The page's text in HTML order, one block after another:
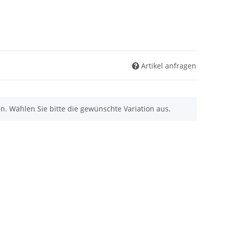
Artikel anfragen
Wählen Sie bitte die gewünschte Variation aus.